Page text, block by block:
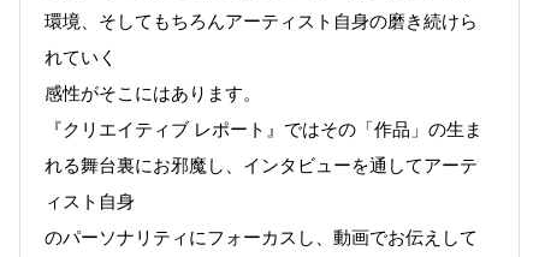
環境、そしてもちろんアーティスト自身の磨き続けら
れていく
感性がそこにはあります。
『クリエイティブ レポート』ではその「作品」の生ま
れる舞台裏にお邪魔し、インタビューを通してアーテ
ィスト自身
のパーソナリティにフォーカスし、動画でお伝えして